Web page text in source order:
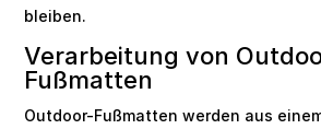
bleiben.
Verarbeitung von
Fußmatten
Outdoor-Fußmatten werden aus